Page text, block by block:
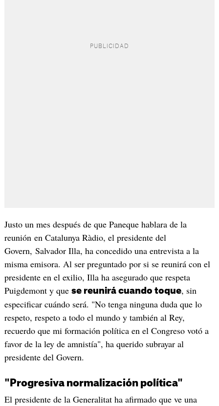
Justo un mes después de que Paneque hablara de la
reunión en Catalunya Ràdio, el presidente del
Govern, Salvador Illa, ha concedido una entrevista a la
misma emisora. Al ser preguntado por si se reunirá con el
presidente en el exilio, Illa ha asegurado que respeta
Puigdemont y que se reunirá cuando toque, sin
especificar cuándo será. "No tenga ninguna duda que lo
respeto, respeto a todo el mundo y también al Rey,
recuerdo que mi formación política en el Congreso votó a
favor de la ley de amnistía", ha querido subrayar al
presidente del Govern.
"Progresiva normalización política"
El presidente de la Generalitat ha afirmado que ve una